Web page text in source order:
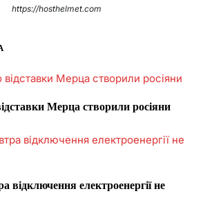
https://hosthelmet.com
Мерца створили росіяни
відключення електроенергії не